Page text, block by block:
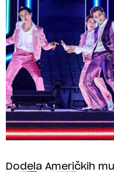
Dodela Američkih